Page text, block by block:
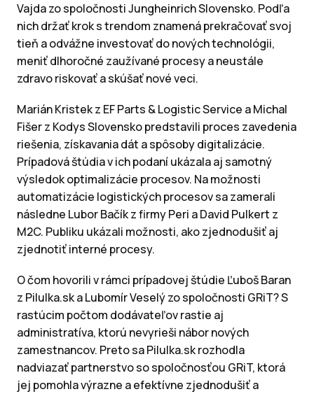
Vajda zo spoločnosti Jungheinrich Slovensko. Podľa
nich držať krok s trendom znamená prekračovať svoj
tieň a odvážne investovať do nových technológii,
meniť dlhoročné zaužívané procesy a neustále
zdravo riskovať a skúšať nové veci.
Marián Kristek z EF Parts & Logistic Service a Michal
Fišer z Kodys Slovensko predstavili proces zavedenia
riešenia, získavania dát a spôsoby digitalizácie.
Prípadová štúdia v ich podaní ukázala aj samotný
výsledok optimalizácie procesov. Na možnosti
automatizácie logistických procesov sa zamerali
následne Lubor Bačík z firmy Peri a David Pulkert z
M2C. Publiku ukázali možnosti, ako zjednodušiť aj
zjednotiť interné procesy.
O čom hovorili v rámci prípadovej štúdie Ľuboš Baran
z Pilulka.sk a Lubomír Veselý zo spoločnosti GRiT? S
rastúcim počtom dodávateľov rastie aj
administratíva, ktorú nevyrieši nábor nových
zamestnancov. Preto sa Pilulka.sk rozhodla
nadviazať partnerstvo so spoločnosťou GRiT, ktorá
jej pomohla výrazne a efektívne zjednodušiť a